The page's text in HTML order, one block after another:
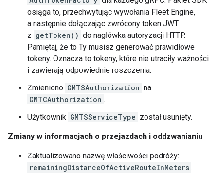
osiąga to, przechwytując wywołania Fleet Engine,
a następnie dołączając zwrócony token JWT
z getToken() do nagłówka autoryzacji HTTP.
Pamiętaj, że to Ty musisz generować prawidłowe
tokeny. Oznacza to tokeny, które nie utraciły ważności
i zawierają odpowiednie roszczenia.
Zmieniono GMTSAuthorization na
GMTCAuthorization .
Użytkownik GMTSServiceType został usunięty.
Zmiany w informacjach o przejazdach i oddzwanianiu
Zaktualizowano nazwę właściwości podróży:
remainingDistanceOfActiveRouteInMeters .